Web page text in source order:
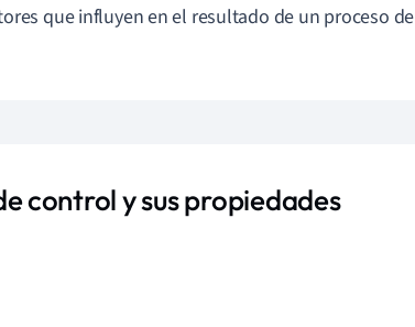
que influyen en el resultado de un proceso de
control y sus propiedades